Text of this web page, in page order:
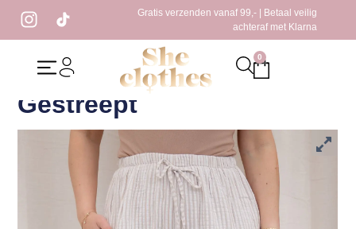
Gratis verzenden vanaf 99,- | Betaal veilig
achteraf met Klarna
0
Home/Kleding / Pearl Broek Beige Gestreept
Pearl Broek Beige
Gestreept